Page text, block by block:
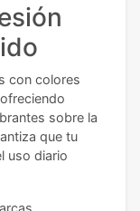
con colores
sobre la
que tu
uso diario